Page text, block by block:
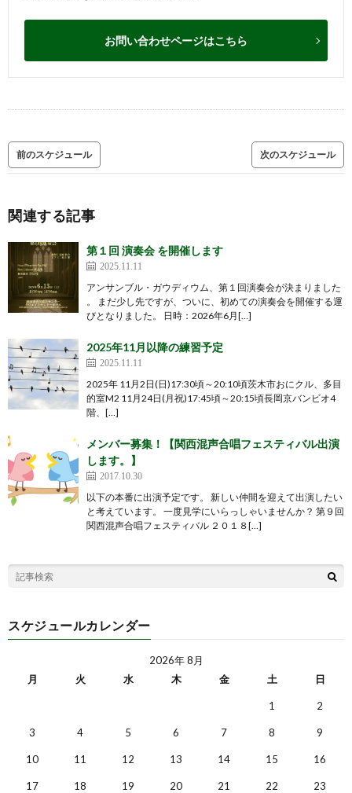
お問い合わせページはこちら
前のスケジュール 次のスケジュール
関連する記事
第１回 演奏会 を開催します
2025.11.11
アンサンブル・ガウディウム、第１回演奏会が決まりました
。 まだ少し先ですが、ついに、初めての演奏会を開催する運
びとなりました。 日時：2026年6月[…]
2025年11月以降の練習予定
2025.11.11
2025年 11月2日(日)17:30頃～20:10頃茨木市おにクル、多目
的室M2 11月24日(月祝)17:45頃～20:15頃長岡京バンビオ4
階、[…]
メンバー募集！【関西混声合唱フェスティバル出演
します。】
2017.10.30
以下の本番に出演予定です。 新しい仲間を迎えて出演したい
と考えています。 一度見学にいらっしゃいませんか？ 第９回
関西混声合唱フェスティバル ２０１８[…]
スケジュールカレンダー
2026年 8月
月
火 水 木 金 土 日
1 2
3 4 5 6 7 8 9
10 11 12 13 14 15 16
17 18 19 20 21 22 23